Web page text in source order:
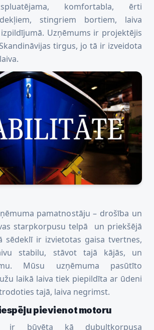
komfortabla, ērti
stingriem bortiem, laiva
Uzņēmums ir projektējis
tirgus, jo tā ir izveidota
pamatnostāju – drošība un
starpkorpusu telpā un priekšējā
sēdeklī ir izvietotas gaisa tvertnes,
stabilu, stāvot tajā kājās, un
Mūsu uzņēmuma pasūtīto
laikā laiva tiek piepildīta ar ūdeni
tajā, laiva negrimst.
pievienot motoru
ir būvēta kā dubultkorpusa